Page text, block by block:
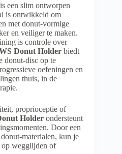
is een slim ontworpen
is ontwikkeld om
met donut-vormige
en veiliger te maken.
is controle over
Donut Holder biedt
donut-disc op te
oefeningen en
thuis, in de
proprioceptie of
Holder ondersteunt
Door een
materialen, kun je
op wegglijden of